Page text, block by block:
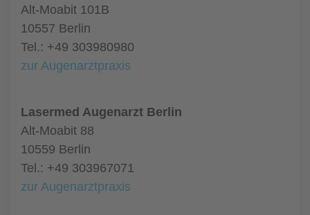
Alt-Moabit 101B
10557 Berlin
Tel.: +49 303980980
zur Augenarztpraxis
Lasermed Augenarzt Berlin
Alt-Moabit 88
10559 Berlin
Tel.: +49 303967071
zur Augenarztpraxis